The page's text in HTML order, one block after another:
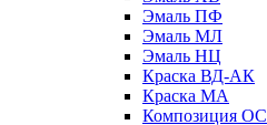
Эмаль ПФ
Эмаль МЛ
Эмаль НЦ
Краска ВД-АК
Краска МА
Композиция ОС